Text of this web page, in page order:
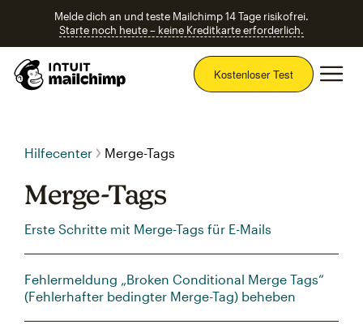
Melde dich an und teste Mailchimp 14 Tage risikofrei.
Starte noch heute – keine Kreditkarte erforderlich.
Kostenloser Test
Hilfecenter Merge-Tags
Merge-Tags
Erste Schritte mit Merge-Tags für E-Mails
Fehlermeldung „Broken Conditional Merge Tags“
(Fehlerhafter bedingter Merge-Tag) beheben